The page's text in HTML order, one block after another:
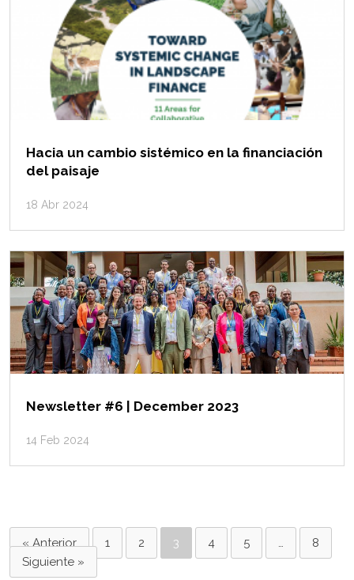
Hacia un cambio sistémico en la financiación
del paisaje
18 Abr 2024
Newsletter #6 | December 2023
14 Feb 2024
« Anterior 1 2 3 4 5 …
8
Siguiente »